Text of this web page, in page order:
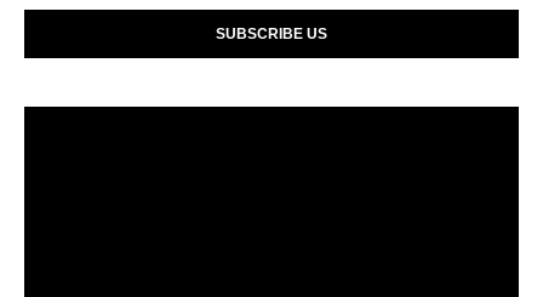
SUBSCRIBE US